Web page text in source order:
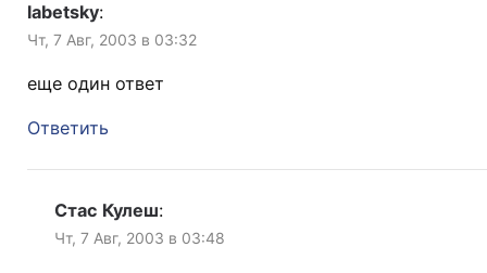
labetsky:
Чт, 7 Авг, 2003 в 03:32
еще один ответ
Ответить
Стас Кулеш:
Чт, 7 Авг, 2003 в 03:48